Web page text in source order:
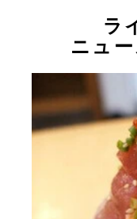
ラ
ニュ